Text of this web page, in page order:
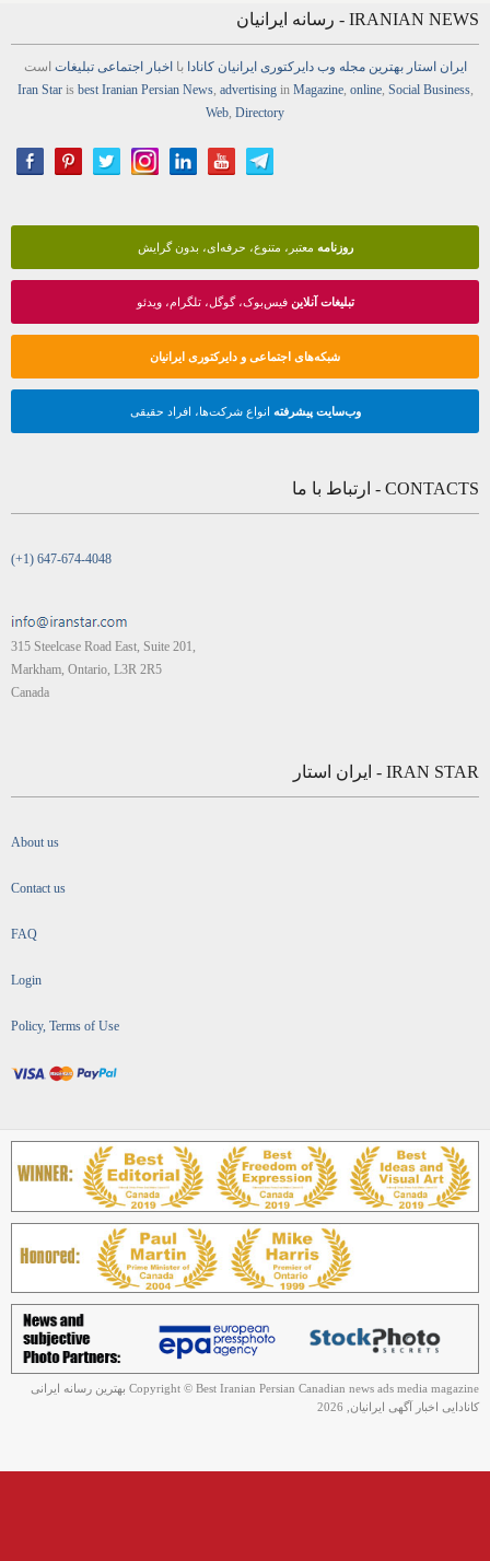
IRANIAN NEWS - رسانه ایرانیان
ایران استار بهترین مجله وب دایرکتوری ایرانیان کانادا با اخبار اجتماعی تبلیغات است
Iran Staris best Iranian Persian News, advertisingin Magazine, online, Social Business,
Web, Directory
روزنامه معتبر، متنوع، حرفه‌ای، بدون گرایش
تبلیغات آنلاینفیس‌بوک، گوگل، تلگرام، ویدئو
شبکه‌های اجتماعی و دایرکتوری ایرانیان
وب‌سایت پیشرفته انواع شرکت‌ها، افراد حقیقی
CONTACTS - ارتباط با ما
(+1) 647-674-4048
315 Steelcase Road East, Suite 201,
Markham, Ontario, L3R 2R5
Canada
IRAN STAR - ایران استار
About us
Contact us
FAQ
Login
Policy, Terms of Use
Copyright © Best Iranian Persian Canadian news ads media magazine بهترین رسانه ایرانی
کانادایی اخبار آگهی ایرانیان, 2026